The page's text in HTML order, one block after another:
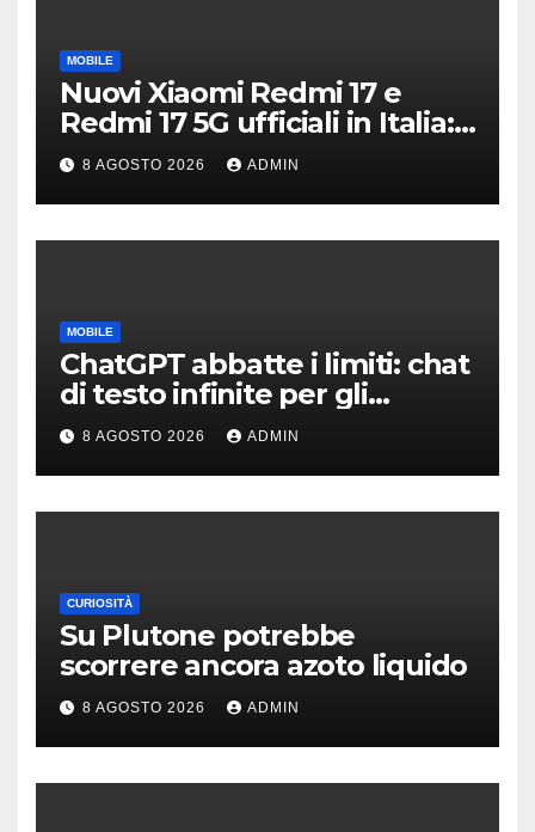
MOBILE
Nuovi Xiaomi Redmi 17 e
Redmi 17 5G ufficiali in Italia:
specifiche tecniche,
differenze e prezzi
8 AGOSTO 2026 ADMIN
MOBILE
ChatGPT abbatte i limiti: chat
di testo infinite per gli
account gratis e intelligenza
potenziata
8 AGOSTO 2026 ADMIN
CURIOSITÀ
Su Plutone potrebbe
scorrere ancora azoto liquido
8 AGOSTO 2026 ADMIN